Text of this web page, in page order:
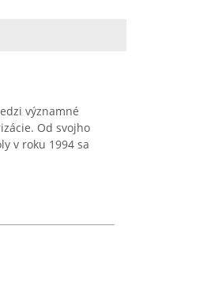
významné
Od svojho
v roku 1994 sa